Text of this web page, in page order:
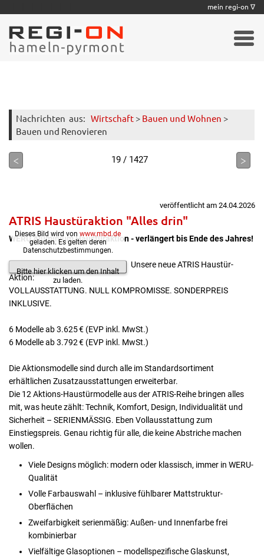
Nachrichten aus: Wirtschaft > Bauen und Wohnen >
Bauen und Renovieren
< 19 / 1427 >
veröffentlicht am 24.04.2026
ATRIS Haustüraktion "Alles drin"
WERU Aluminium Haustüraktion - verlängert bis Ende des Jahres!
Bitte hier klicken um den Inhalt
zu laden.
Dieses Bild wird von www.mbd.de
geladen. Es gelten deren
Datenschutzbestimmungen.
Unsere neue ATRIS Haustür-
Aktion:
VOLLAUSSTATTUNG. NULL KOMPROMISSE. SONDERPREIS
INKLUSIVE.
6 Modelle ab 3.625 € (EVP inkl. MwSt.)
6 Modelle ab 3.792 € (EVP inkl. MwSt.)
Die Aktionsmodelle sind durch alle im Standardsortiment
erhältlichen Zusatzausstattungen erweiterbar.
Die 12 Aktions-Haustürmodelle aus der ATRIS-Reihe bringen alles
mit, was heute zählt: Technik, Komfort, Design, Individualität und
Sicherheit – SERIENMÄSSIG. Eben Vollausstattung zum
Einstiegspreis. Genau richtig für alle, die keine Abstriche machen
wollen.
Viele Designs möglich: modern oder klassisch, immer in WERU-
Qualität
Volle Farbauswahl – inklusive fühlbarer Mattstruktur-
Oberflächen
Zweifarbigkeit serienmäßig: Außen- und Innenfarbe frei
kombinierbar
Vielfältige Glasoptionen – modellspezifische Glaskunst,
mein regi-on ∇